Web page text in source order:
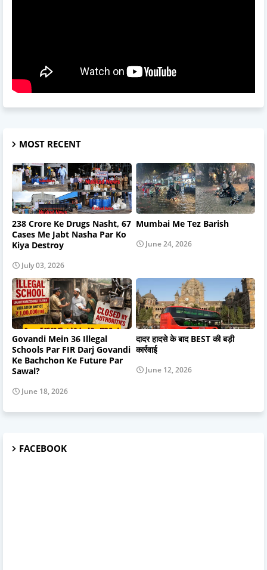
MOST RECENT
238 Crore Ke Drugs Nasht, 67
Cases Me Jabt Nasha Par Ko
Kiya Destroy
July 03, 2026
Mumbai Me Tez Barish
June 24, 2026
Govandi Mein 36 Illegal
Schools Par FIR Darj Govandi
Ke Bachchon Ke Future Par
Sawal?
June 18, 2026
दादर हादसे के बाद BEST की बड़ी
कार्रवाई
June 12, 2026
FACEBOOK